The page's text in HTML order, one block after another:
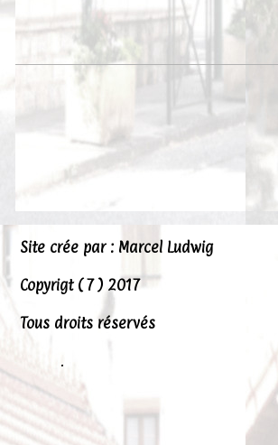
Site crée par : Marcel Ludwig
Copyrigt ( 7 ) 2017
Tous droits réservés
.